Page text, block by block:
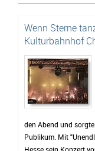
das Wasser an den
zahlreichen
Als erster Voract
welcher mit
musikalische
nähernden und
Sonnenuntergang
seinem Featuregast
sich schon
begeistern.
Der zweite
Wenn Sterne
Kulturbahnhof
den Abend und
Publikum. Mit
Hesse sein Konzert